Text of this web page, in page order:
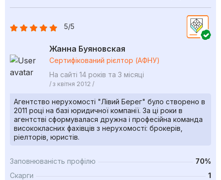
5/5
Жанна Буяновская
Сертифікований рієлтор (АФНУ)
На сайті 14 років та 3 місяці
/ з квітня 2012 /
Агентство нерухомості "Лівий Берег" було створено в
2011 році на базі юридичної компанії. За ці роки в
агентстві сформувалася дружна і професійна команда
висококласних фахівців з нерухомості: брокерів,
ріелторів, юристів.
Заповнюваність профілю
70%
Скарги
1